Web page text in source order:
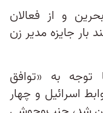
و از فعالان
جایزه مدیر زن
به «توافق
اسرائيل و چهار